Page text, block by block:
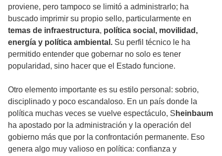
proviene, pero tampoco se limitó a administrarlo; ha
buscado imprimir su propio sello, particularmente en
temas de infraestructura, política social, movilidad,
energía y política ambiental. Su perfil técnico le ha
permitido entender que gobernar no solo es tener
popularidad, sino hacer que el Estado funcione.
Otro elemento importante es su estilo personal: sobrio,
disciplinado y poco escandaloso. En un país donde la
política muchas veces se vuelve espectáculo, S heinbaum
ha apostado por la administración y la operación del
gobierno más que por la confrontación permanente. Eso
genera algo muy valioso en política: confianza y